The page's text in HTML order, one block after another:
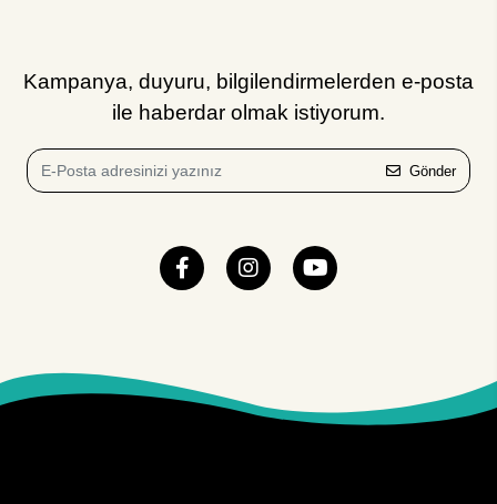
Kampanya, duyuru, bilgilendirmelerden e-posta
ile haberdar olmak istiyorum.
Gönder